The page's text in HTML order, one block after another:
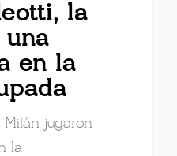
la
una
en la
Milán jugaron
la